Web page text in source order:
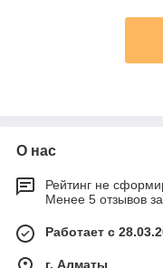
О нас
Рейтинг не
Менее 5 отзывов
Работает с
г. Алматы